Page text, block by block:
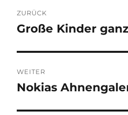
ZURÜCK
Vorheriger
Große Kinder
WEITER
Nächster
Nokias